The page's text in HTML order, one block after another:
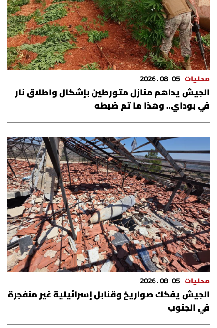
محليات 05 . 08 . 2026
الجيش يداهم منازل متورطين بإشكال واطلاق نار
في بوداي.. وهذا ما تم ضبطه
محليات 05 . 08 . 2026
الجيش يفكك صواريخ وقنابل إسرائيلية غير منفجرة
في الجنوب